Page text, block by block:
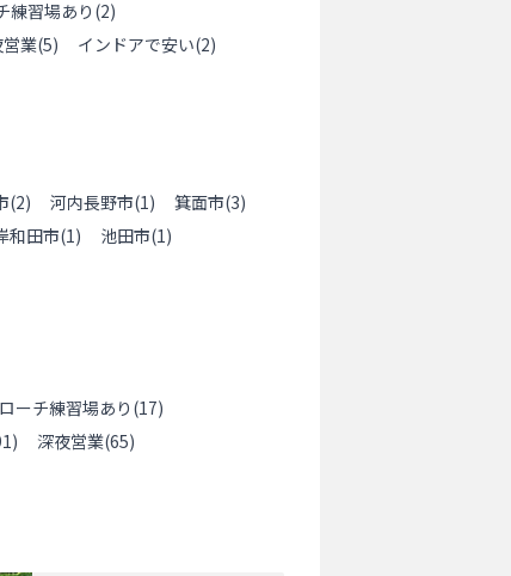
練習場あり (2)
業(5) インドアで安い(2)
(2) 河内長野市(1) 箕面市(3)
和田市(1) 池田市(1)
ーチ練習場あり (17)
) 深夜営業(65)